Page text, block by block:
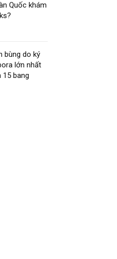
Quốc khám
bùng do ký
lớn nhất
15 bang